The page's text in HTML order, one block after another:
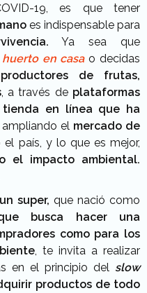
19, es que tener
es indispensable para
Ya sea que
en casa o decidas
de frutas,
, a través de plataformas
tienda en línea que ha
, ampliando el mercado de
país, y lo que es mejor,
el impacto ambiental.
super, que nació como
busca hacer una
como para los
, te invita a realizar
en el principio del slow
productos de todo